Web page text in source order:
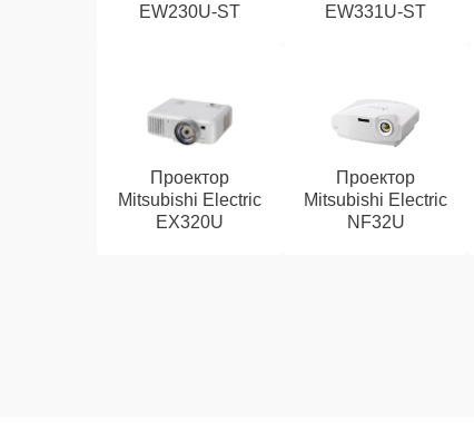
EW230U-ST
EW331U-ST
Проектор
Mitsubishi Electric
EX320U
Проектор
Mitsubishi Electric
NF32U